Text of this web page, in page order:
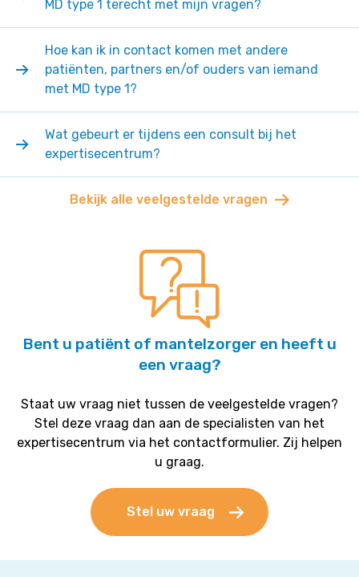
MD type 1 terecht met mijn vragen?
Hoe kan ik in contact komen met andere
patiënten, partners en/of ouders van iemand
met MD type 1?
Wat gebeurt er tijdens een consult bij het
expertisecentrum?
Bekijk alle veelgestelde vragen
Bent u patiënt of mantelzorger en heeft u
een vraag?
Staat uw vraag niet tussen de veelgestelde vragen?
Stel deze vraag dan aan de specialisten van het
expertisecentrum via het contactformulier. Zij helpen
u graag.
Stel uw vraag